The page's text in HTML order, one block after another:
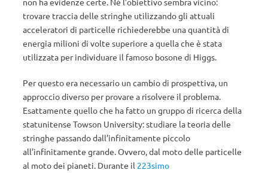
trovare traccia delle stringhe utilizzando gli attuali
acceleratori di particelle richiederebbe una quantità di
energia milioni di volte superiore a quella che è stata
utilizzata per individuare il famoso bosone di Higgs.
Per questo era necessario un cambio di prospettiva, un
approccio diverso per provare a risolvere il problema.
Esattamente quello che ha fatto un gruppo di ricerca della
statunitense Towson University: studiare la teoria delle
stringhe passando dall’infinitamente piccolo
all’infinitamente grande. Ovvero, dal moto delle particelle
al moto dei pianeti. Durante il 223simo